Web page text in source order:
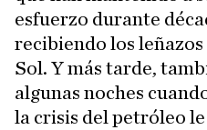
esfuerzo durante
recibiendo los leñazos
Sol. Y más tarde,
algunas noches
la crisis del petróleo